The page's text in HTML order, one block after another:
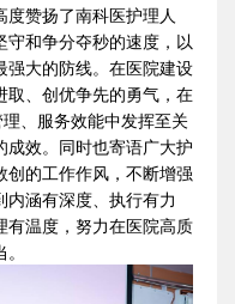
赞扬了南科医护理人
和争分夺秒的速度，以
强大的防线。在医院建设
取、创优争先的勇气，在
、服务效能中发挥至关
效。同时也寄语广大护
的工作作风，不断增强
涵有深度、执行有力
有温度，努力在医院高质